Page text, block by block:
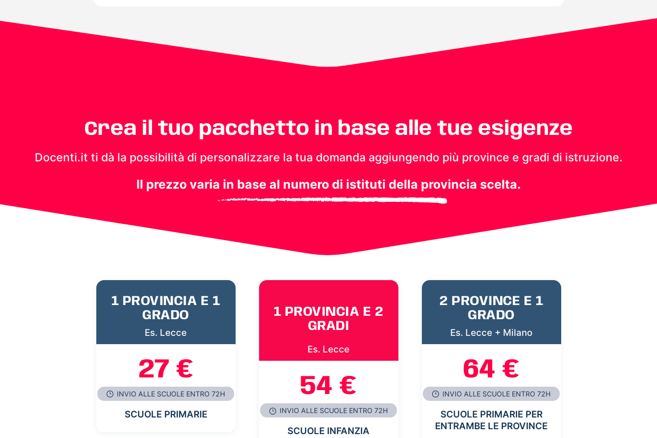
Crea il tuo pacchetto in base alle tue esigenze
Docenti.it ti dà la possibilità di personalizzare la tua domanda aggiungendo più province e gradi di istruzione.
Il prezzo varia in base al numero di istituti della provincia scelta.
1 PROVINCIA E 1
GRADO
Es. Lecce
27 €
INVIO ALLE SCUOLE ENTRO 72H
SCUOLE PRIMARIE
1 PROVINCIA E 2
GRADI
Es. Lecce
54 €
INVIO ALLE SCUOLE ENTRO 72H
SCUOLE INFANZIA
2 PROVINCE E 1
GRADO
Es. Lecce + Milano
64 €
INVIO ALLE SCUOLE ENTRO 72H
SCUOLE PRIMARIE PER
ENTRAMBE LE PROVINCE